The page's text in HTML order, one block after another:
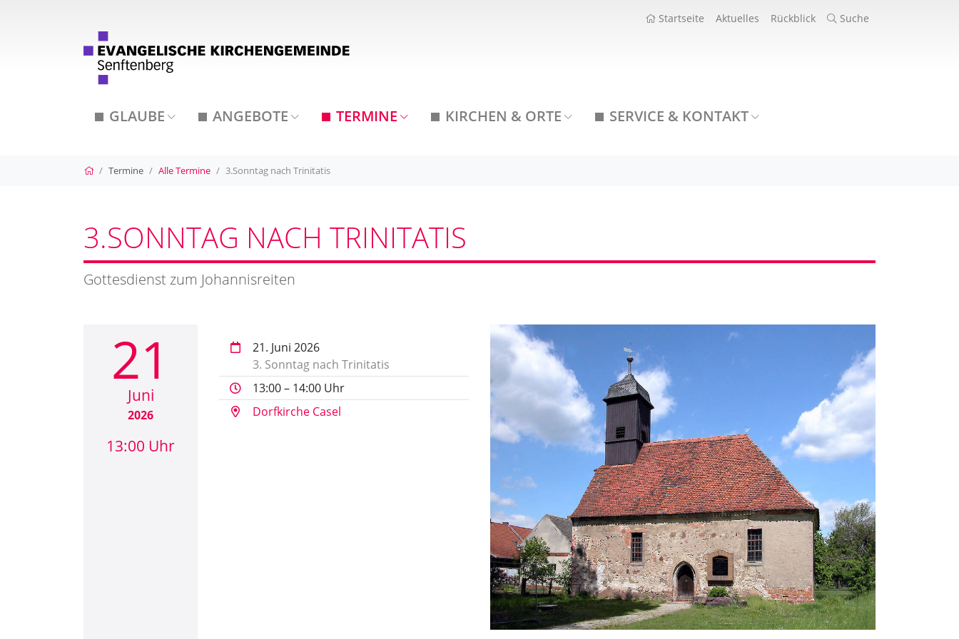
Startseite Aktuelles Rückblick Suche
GLAUBE ANGEBOTE TERMINE KIRCHEN & ORTE SERVICE & KONTAKT
Startseite
Termine Alle Termine 3.Sonntag nach Trinitatis
3.SONNTAG NACH TRINITATIS
Gottesdienst zum Johannisreiten
21
Juni
2026
13:00 Uhr
21. Juni 2026
3. Sonntag nach Trinitatis
13:00 – 14:00 Uhr
Dorfkirche Casel